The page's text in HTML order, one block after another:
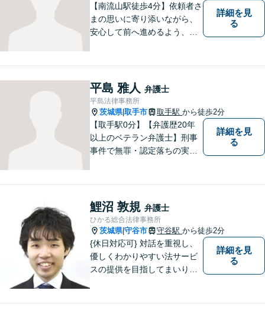
【南流山駅徒歩4分】依頼者さ
まの思いに寄り添いながら、
安心して前へ進めるよう、全
きる弁護士」を目指していま
す。【地元密着型の事務所】
【近隣駐車場あり】
詳細を見
る
平島 雅人 弁護士
平島法律事務所
茨城県|取手市 取手駅 から徒歩2分
【取手駅0分】【弁護歴20年
以上のベテラン弁護士】刑事
事件で無罪・認定落ちの実績
たら、お気軽にご相談くださ
い！【毎日対応◎】
詳細を見
る
鯉沼 敦規 弁護士
ひかる総合法律事務所
茨城県|守谷市 守谷駅 から徒歩2分
{休日対応可} 対話を重視し、
優しくわかりやすい法サービ
スの提供を目指してまいりま
詳細を見
る